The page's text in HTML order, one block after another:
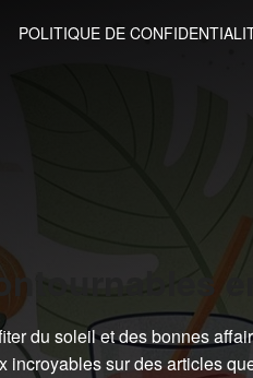
POLITIQUE DE
du soleil et des bonnes
incroyables sur des articles